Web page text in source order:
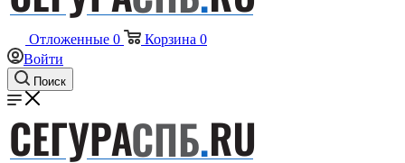
Отложенные 0 Корзина 0
Войти
Поиск